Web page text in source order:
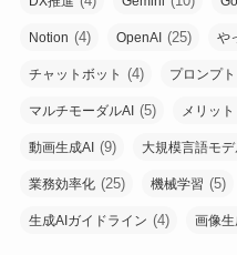
Notion (4) OpenAI (25) や
チャットボット (4) プロンプト
マルチモーダルAI (5) メリッ
動画生成AI (9) 大規模言語モ
業務効率化 (25) 機械学習 (5)
生成AIガイドライン (4) 画像